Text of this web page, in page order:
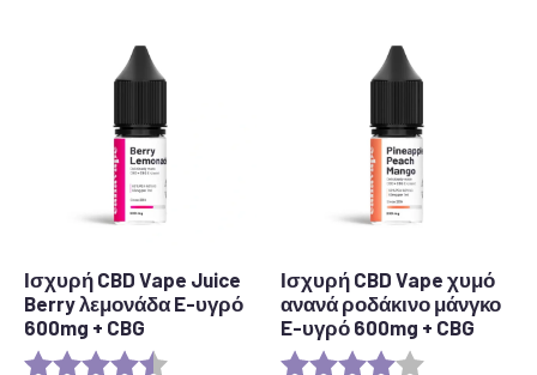
Ισχυρή CBD Vape Juice
Berry λεμονάδα E-υγρό
600mg + CBG
Αξιολόγηση: 4,4 από 5 αστέρια
Ισχυρή CBD Vape χυμό
ανανά ροδάκινο μάνγκο
E-υγρό 600mg + CBG
Αξιολόγηση: